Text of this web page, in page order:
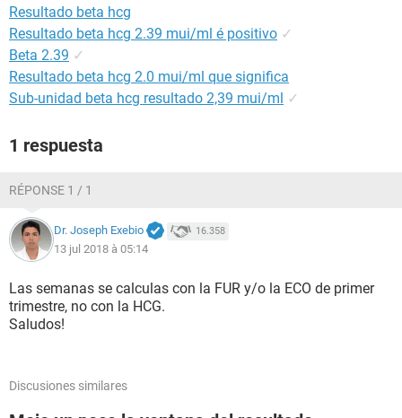
Resultado beta hcg
Resultado beta hcg 2.39 mui/ml é positivo ✓
Beta 2.39 ✓
Resultado beta hcg 2.0 mui/ml que significa
Sub-unidad beta hcg resultado 2,39 mui/ml ✓
1 respuesta
RÉPONSE 1 / 1
Dr. Joseph Exebio 16.358
13 jul 2018 à 05:14
Las semanas se calculas con la FUR y/o la ECO de primer
trimestre, no con la HCG.
Saludos!
Discusiones similares